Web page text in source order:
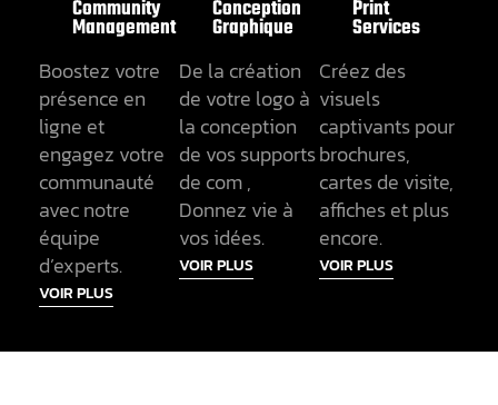
Community
Management
Boostez votre
présence en
ligne et
engagez votre
communauté
avec notre
équipe
d’experts.
VOIR PLUS
Conception
Graphique
De la création
de votre logo à
la conception
de vos supports
de com ,
Donnez vie à
vos idées.
VOIR PLUS
Print
Services
Créez des
visuels
captivants pour
brochures,
cartes de visite,
affiches et plus
encore.
VOIR PLUS